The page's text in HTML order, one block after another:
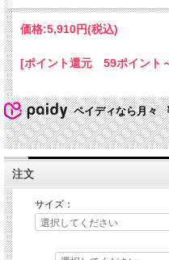
価格:5,910円(税込)
[ポイント還元 59ポイント
ペイディなら月々
注文
サイズ：